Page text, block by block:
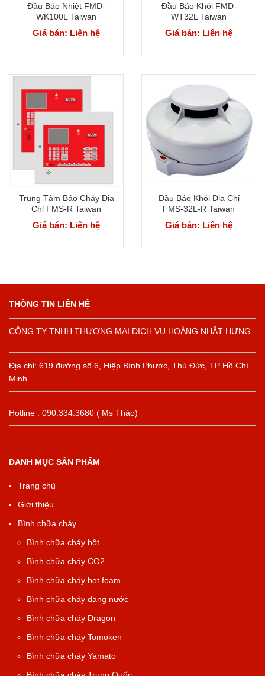
Đầu Báo Nhiệt FMD-
WK100L Taiwan
Giá bán: Liên hệ
Đầu Báo Khói FMD-
WT32L Taiwan
Giá bán: Liên hệ
Trung Tâm Báo Cháy Địa
Chỉ FMS-R Taiwan
Giá bán: Liên hệ
Đầu Báo Khói Địa Chỉ
FMS-32L-R Taiwan
Giá bán: Liên hệ
THÔNG TIN LIÊN HỆ
CÔNG TY TNHH THƯƠNG MẠI DỊCH VỤ HOÀNG NHẬT HƯNG
Địa chỉ: 619 đường số 6, Hiệp Bình Phước, Thủ Đức, TP Hồ Chí
Minh
Hotline : 090.334.3680 ( Ms Thảo)
DANH MỤC SẢN PHẨM
Trang chủ
Giới thiệu
Bình chữa cháy
Bình chữa cháy bột
Bình chữa cháy CO2
Bình chữa cháy bọt foam
Bình chữa cháy dạng nước
Bình chữa cháy Dragon
Bình chữa cháy Tomoken
Bình chữa cháy Yamato